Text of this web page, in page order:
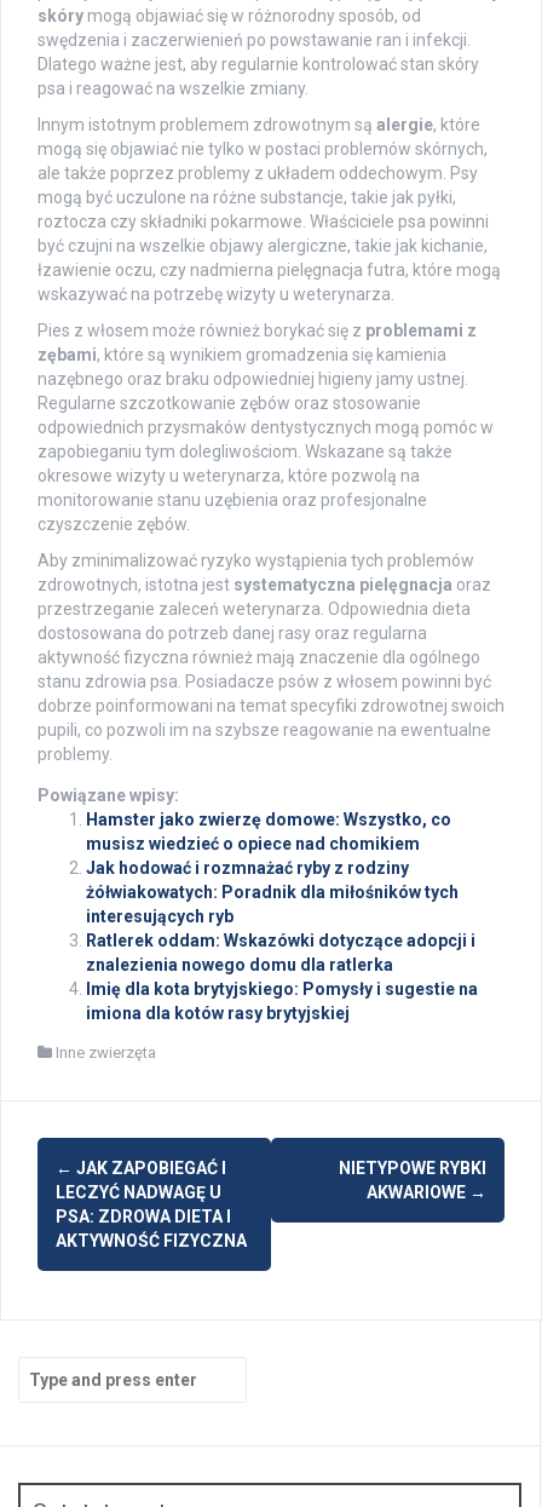
skóry mogą objawiać się w różnorodny sposób, od
swędzenia i zaczerwienień po powstawanie ran i infekcji.
Dlatego ważne jest, aby regularnie kontrolować stan skóry
psa i reagować na wszelkie zmiany.
Innym istotnym problemem zdrowotnym są alergie, które
mogą się objawiać nie tylko w postaci problemów skórnych,
ale także poprzez problemy z układem oddechowym. Psy
mogą być uczulone na różne substancje, takie jak pyłki,
roztocza czy składniki pokarmowe. Właściciele psa powinni
być czujni na wszelkie objawy alergiczne, takie jak kichanie,
łzawienie oczu, czy nadmierna pielęgnacja futra, które mogą
wskazywać na potrzebę wizyty u weterynarza.
Pies z włosem może również borykać się z problemami z
zębami, które są wynikiem gromadzenia się kamienia
nazębnego oraz braku odpowiedniej higieny jamy ustnej.
Regularne szczotkowanie zębów oraz stosowanie
odpowiednich przysmaków dentystycznych mogą pomóc w
zapobieganiu tym dolegliwościom. Wskazane są także
okresowe wizyty u weterynarza, które pozwolą na
monitorowanie stanu uzębienia oraz profesjonalne
czyszczenie zębów.
Aby zminimalizować ryzyko wystąpienia tych problemów
zdrowotnych, istotna jest systematyczna pielęgnacja oraz
przestrzeganie zaleceń weterynarza. Odpowiednia dieta
dostosowana do potrzeb danej rasy oraz regularna
aktywność fizyczna również mają znaczenie dla ogólnego
stanu zdrowia psa. Posiadacze psów z włosem powinni być
dobrze poinformowani na temat specyfiki zdrowotnej swoich
pupili, co pozwoli im na szybsze reagowanie na ewentualne
problemy.
Powiązane wpisy:
Hamster jako zwierzę domowe: Wszystko, co
musisz wiedzieć o opiece nad chomikiem
Jak hodować i rozmnażać ryby z rodziny
żółwiakowatych: Poradnik dla miłośników tych
interesujących ryb
Ratlerek oddam: Wskazówki dotyczące adopcji i
znalezienia nowego domu dla ratlerka
Imię dla kota brytyjskiego: Pomysły i sugestie na
imiona dla kotów rasy brytyjskiej
Inne zwierzęta
Post
navigation
← JAK ZAPOBIEGAĆ I
LECZYĆ NADWAGĘ U
PSA: ZDROWA DIETA I
AKTYWNOŚĆ FIZYCZNA
NIETYPOWE RYBKI
AKWARIOWE →
for: